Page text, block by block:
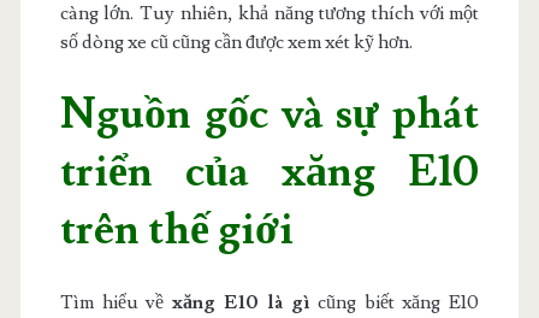
càng lớn. Tuy nhiên, khả năng tương thích với một
số dòng xe cũ cũng cần được xem xét kỹ hơn.
Nguồn gốc và sự phát
triển của xăng E10
trên thế giới
Tìm hiểu vềxăng E10 là gìcũng biết xăng E10